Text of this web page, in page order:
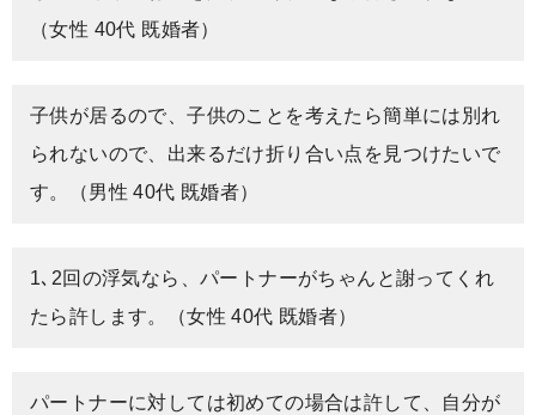
（女性 40代 既婚者）
子供が居るので、子供のことを考えたら簡単には別れ
られないので、出来るだけ折り合い点を見つけたいで
す。（男性 40代 既婚者）
1､2回の浮気なら、パートナーがちゃんと謝ってくれ
たら許します。（女性 40代 既婚者）
パートナーに対しては初めての場合は許して、自分が